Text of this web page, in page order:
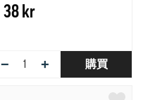
38 kr
− + 購買